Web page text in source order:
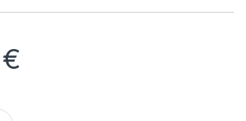
€
256GB (Reacondicionado) quantity